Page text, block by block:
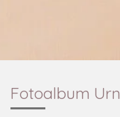
Fotoalbum Urn